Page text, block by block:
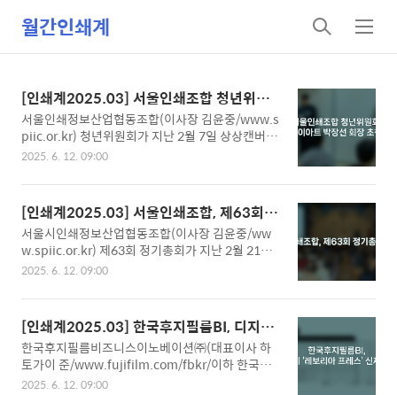
월간인쇄계
검
색
메
뉴
[인쇄계2025.03] 서울인쇄조합 청년위원
회, ㈜투데이아트 박장선 회장 초청 강연
서울인쇄정보산업협동조합(이사장 김윤중/www.s
piic.or.kr) 청년위원회가 지난 2월 7일 상상캔버스
커뮤니티라운지에서 ㈜투데이아트 박장선 회장 초
1987년 50만원을 가지고 상경해서 인쇄업계에 입
문한 이후, ㈜투데이아트를 지난해 기업 가치 6천억
원의 국내 인쇄 분야 매출 1위 기업으로 성장시키기
까지의 과정을 시작으로, 지속 성장할 수 있는 기업
을 만들어 가기 위한 인쇄 경영인의 자세와 차별화
된 기업 경쟁력의 중요성 등에 대해 이야기하고, 인
쇄인들의 적극적인 역할을 강조했다. 글로벌 시장에
서의 경쟁을 위해서는 적극적으로 해외 인쇄 현장을
찾아 공부해야 박장선 회장은 1997년 ㈜명진아트
설립 이후 선진..
2025. 6. 12. 09:00
[인쇄계2025.03] 서울인쇄조합, 제63회
정기총회 개최
서울시인쇄정보산업협동조합(이사장 김윤중/ww
w.spiic.or.kr) 제63회 정기총회가 지난 2월 21일
앰버서더 서울 풀만 호텔에서 개최되었다. 중소기업
산업협동조합연합회 박래수 회장, 대한인쇄문화협
회 김병순 회장, 대한그래픽기술협회 이영수 회장,
한국레이벌인쇄협회 김정전 회장, 대한인쇄정보산
업협동조합연합회 24대 회장으로 취임하는 ㈜투데
이아트 박장선 회장, 서울인쇄조합 김남수 전 이사
장, 대한인쇄정보산업협동조합연합회 이충원 명예
2025. 6. 12. 09:00
[인쇄계2025.03] 한국후지필름BI, 디지털
인쇄기 ‘레보리아 프레스’ 신제품 4종 출시
한국후지필름비즈니스이노베이션㈜(대표이사 하
토가이 준/www.fujifilm.com/fbkr/이하 한국후
지필름BI)이 특수 토너를 탑재해 더욱 풍부한 컬러
2025. 6. 12. 09:00